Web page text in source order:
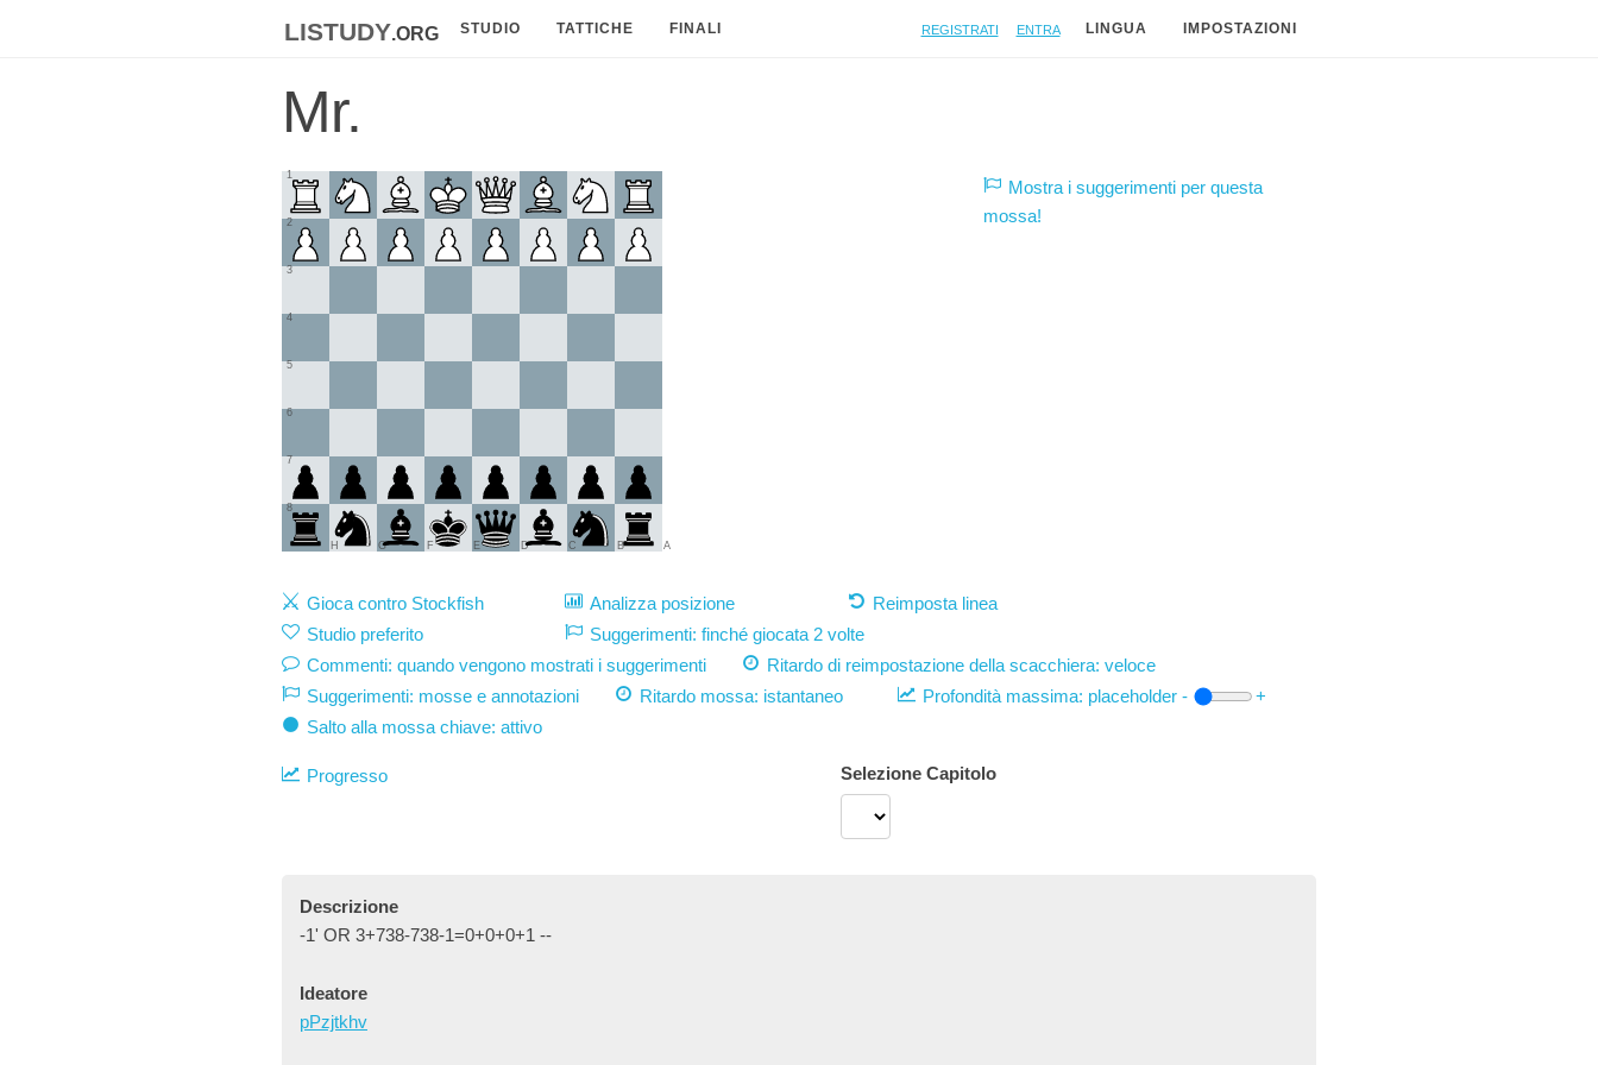
listudy.org STUDIO TATTICHE FINALI Registrati Entra LINGUA IMPOSTAZIONI
Mr.
1
2
3
4
5
6
7
8
A
B
C
D
E
F
G
H
Mostra i suggerimenti per questa
mossa!
Gioca contro Stockfish Analizza posizione
Reimposta linea
Studio preferito
Suggerimenti: finché giocata 2 volte
Commenti: quando vengono mostrati i suggerimenti
Ritardo di reimpostazione della scacchiera: veloce
Suggerimenti: mosse e annotazioni
Ritardo mossa: istantaneo Profondità massima: placeholder -
+
Salto alla mossa chiave: attivo
Progresso Selezione Capitolo
Descrizione
-1' OR 3+738-738-1=0+0+0+1 --
Ideatore
pPzjtkhv